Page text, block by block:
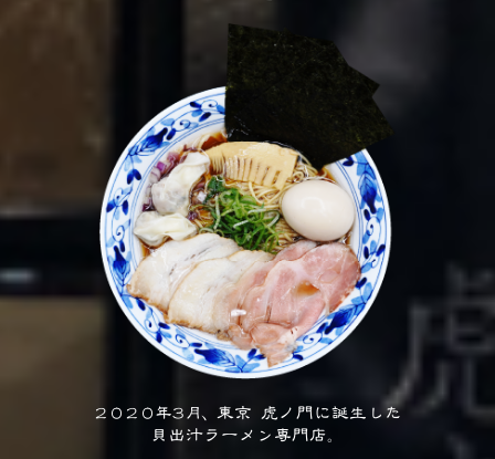
２０２０年３月、 東京 虎ノ門に誕生した
貝出汁ラーメン専門店。